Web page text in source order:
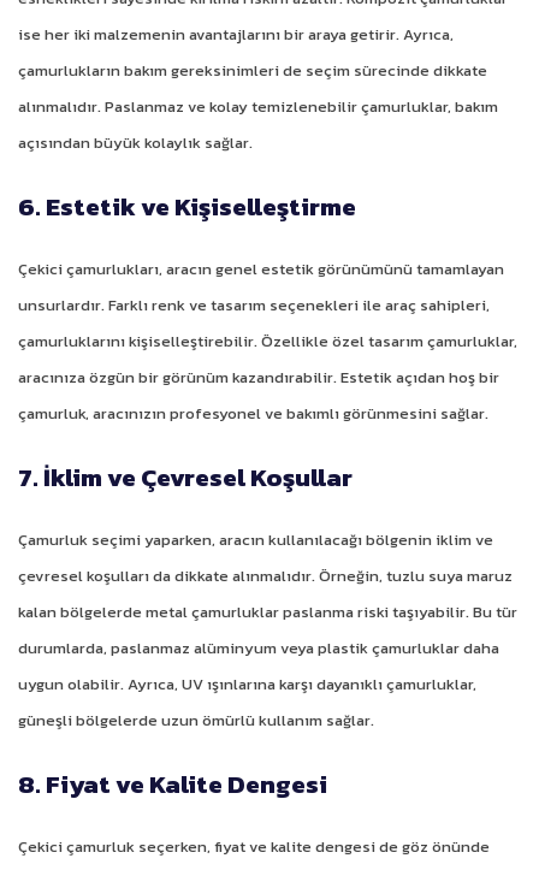
ise her iki malzemenin avantajlarını bir araya getirir. Ayrıca,
çamurlukların bakım gereksinimleri de seçim sürecinde dikkate
alınmalıdır. Paslanmaz ve kolay temizlenebilir çamurluklar, bakım
açısından büyük kolaylık sağlar.
6. Estetik ve Kişiselleştirme
Çekici çamurlukları, aracın genel estetik görünümünü tamamlayan
unsurlardır. Farklı renk ve tasarım seçenekleri ile araç sahipleri,
çamurluklarını kişiselleştirebilir. Özellikle özel tasarım çamurluklar,
aracınıza özgün bir görünüm kazandırabilir. Estetik açıdan hoş bir
çamurluk, aracınızın profesyonel ve bakımlı görünmesini sağlar.
7. İklim ve Çevresel Koşullar
Çamurluk seçimi yaparken, aracın kullanılacağı bölgenin iklim ve
çevresel koşulları da dikkate alınmalıdır. Örneğin, tuzlu suya maruz
kalan bölgelerde metal çamurluklar paslanma riski taşıyabilir. Bu tür
durumlarda, paslanmaz alüminyum veya plastik çamurluklar daha
uygun olabilir. Ayrıca, UV ışınlarına karşı dayanıklı çamurluklar,
güneşli bölgelerde uzun ömürlü kullanım sağlar.
8. Fiyat ve Kalite Dengesi
Çekici çamurluk seçerken, fiyat ve kalite dengesi de göz önünde